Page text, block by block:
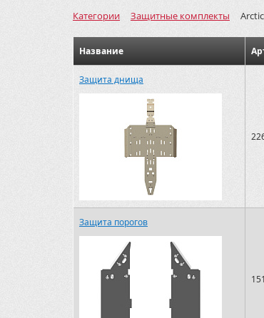
Категории Защитные комплекты
Название
Защита днища
Защита порогов